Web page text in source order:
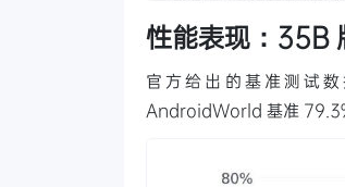
性能表现：35B
官方给出的基准测试数
AndroidWorld 基准